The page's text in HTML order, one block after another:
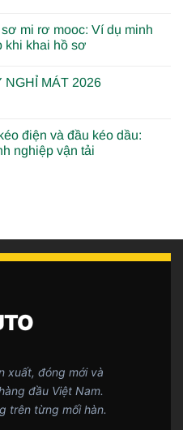
mi rơ mooc: Ví dụ minh
khi khai hồ sơ
NGHỈ MÁT 2026
điện và đầu kéo dầu:
nghiệp vận tải
xuất, đóng mới và
đầu Việt Nam.
trên từng mối hàn.